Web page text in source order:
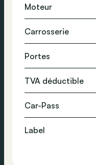
Moteur
Carrosserie
Portes
TVA déductible
Car-Pass
Label